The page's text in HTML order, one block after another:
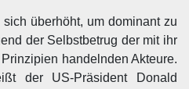
überhöht, um dominant zu
der Selbstbetrug der mit ihr
handelnden Akteure.
der US-Präsident Donald